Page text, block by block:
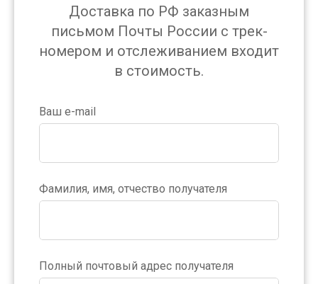
Доставка по РФ заказным
письмом Почты России с трек-
номером и отслеживанием входит
в стоимость.
Ваш e-mail
Фамилия, имя, отчество получателя
Полный почтовый адрес получателя